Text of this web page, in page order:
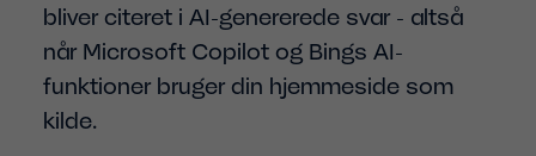
bliver citeret i AI-genererede svar - altså
når Microsoft Copilot og Bings AI-
funktioner bruger din hjemmeside som
kilde.